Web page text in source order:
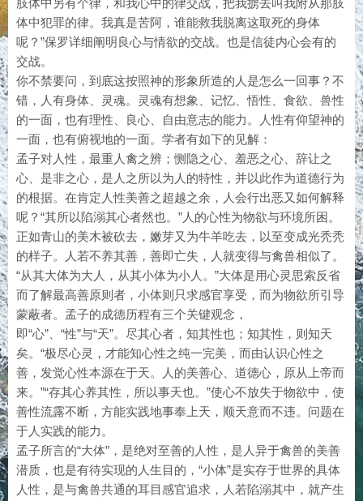
肢体中另有个律，和我心中的律交战，把我掳去叫我附从那肢
体中犯罪的律。我真是苦阿，谁能救我脱离这取死的身体
呢？”保罗详细阐明良心与情欲的交战。也是信徒内心会有的
交战。
你不禁要问，到底这按照神的形象所造的人是怎么一回事？不
错，人有身体、灵魂。灵魂有想象、记忆、悟性、食欲、兽性
的一面，也有理性、良心、自由意志的能力。人性有仰望神的
一面，也有俯视地的一面。学者有如下的见解：
孟子对人性，最重人禽之辨；恻隐之心、羞恶之心、辞让之
心、是非之心，是人之所以为人的特性，并以此作为道德行为
的根据。在肯定人性美善之超越之余，人会行出恶又如何解释
呢？“其所以陷溺其心者然也。”人的心性为物欲与环境所困。
正如青山的美木被砍去，嫩芽又为牛羊吃去，以至变成光秃秃
的样子。人若不养其善，善即亡失，人就变得与禽兽相似了。
“从其大体为大人，从其小体为小人。”大体是用心灵思索反省
而了解最高善原则者，小体则只求感官享受，而为物欲所引导
蒙蔽者。孟子的成德历程有三个关键观念，
即“心”、“性”与“天”。尽其心者，知其性也；知其性，则知天
矣。“极尽心灵，才能知心性之纯一完美，而由认识心性之
善，发觉心性本源在于天。人的美善心、道德心，原从上帝而
来。”“存其心养其性，所以事天也。”使心不放失于物欲中，使
善性流露不断，方能实践地事奉上天，顺天意而不违。问题在
于人实践的能力。
孟子所言的“大体”，是绝对至善的人性，是人异于禽兽的美善
潜质，也是有待实现的人生目的，“小体”是实存于世界的具体
人性，是与禽兽共通的耳目感官追求，人若陷溺其中，就产生